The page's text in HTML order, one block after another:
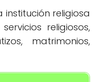
institución religiosa
religiosos,
matrimonios,